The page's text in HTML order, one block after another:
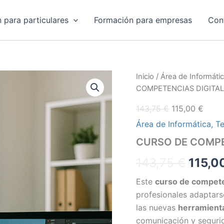
para particulares Formación para empresas
Inicio / Área de
COMPETENCIAS
143,75€
El
precio
era:
143,75 €.
115,00 €
El
Área de Informática,
CURSO DE
El
era:
Este curso de
profesionales
las nuevas
comunicación y
CURSO
DE
DIGITALES
AVANZADAS
cantidad